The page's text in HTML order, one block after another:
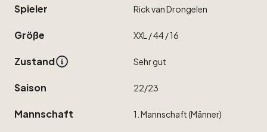
Spieler RickvanDrongelen
Größe XXL ​/​44​/​16
Zustand Sehrgut
Saison 22​/​23
Mannschaft 1. Mannschaft(Männer)